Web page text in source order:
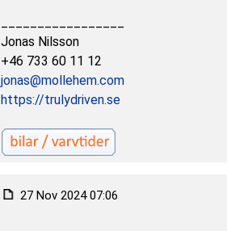
Jonas Nilsson
+46 733 60 11 12
jonas@mollehem.com
https://trulydriven.se
27 Nov 2024 07:06